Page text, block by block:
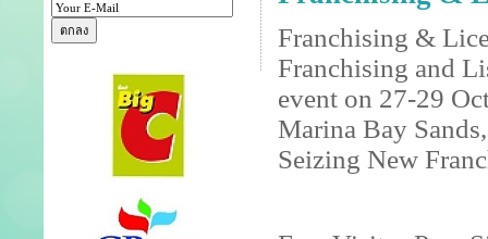
Franchising &
Franchising and
event on 27-29
Marina Bay
Seizing New